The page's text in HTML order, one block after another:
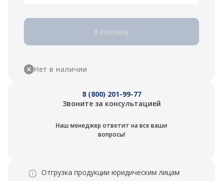
В корзину
Нет в наличии
8 (800) 201-99-77
Звоните за консультацией
Наш менеджер ответит на все ваши
вопросы!
Отгрузка продукции юридическим лицам